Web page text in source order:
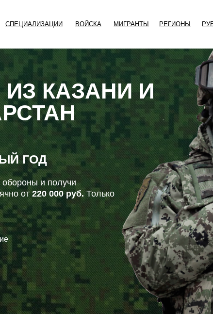
СПЕЦИАЛИЗАЦИИ РЕГИОНЫ
ВОЙСКА МИГРАНТЫ
КАЗАНИ И
ГОД
и получи
от220 000 руб.Только